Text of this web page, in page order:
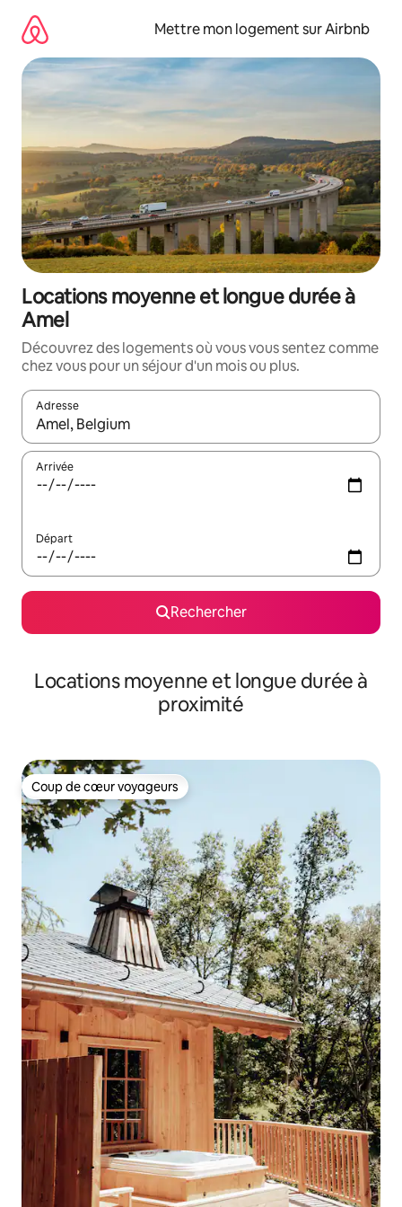
directement
contenu
Mettre mon logement sur Airbnb
Locations moyenne et longue durée à
Amel
Découvrez des logements où vous vous sentez comme
chez vous pour un séjour d'un mois ou plus.
Adresse
Lorsque les résultats s'affichent, utilisez les flèches vers le
Arrivée
Départ
Rechercher
Locations moyenne et longue durée à
proximité
Coup de cœur voyageurs
Coup de cœur voyageurs